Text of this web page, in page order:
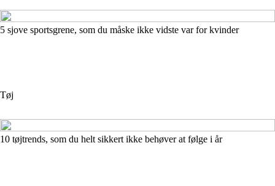
5 sjove sportsgrene, som du måske ikke vidste var for kvinder
Tøj
10 tøjtrends, som du helt sikkert ikke behøver at følge i år